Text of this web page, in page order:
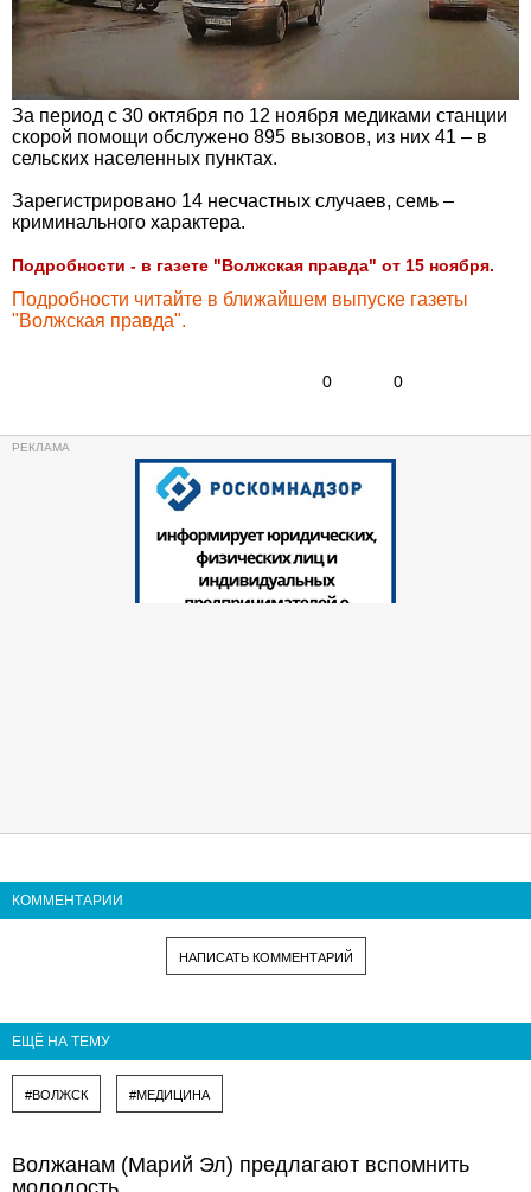
За период с 30 октября по 12 ноября медиками станции
скорой помощи обслужено 895 вызовов, из них 41 – в
сельских населенных пунктах.
Зарегистрировано 14 несчастных случаев, семь –
криминального характера.
Подробности - в газете "Волжская правда" от 15 ноября.
Подробности читайте в ближайшем выпуске газеты
"Волжская правда".
0 0
КОММЕНТАРИИ
НАПИСАТЬ КОММЕНТАРИЙ
ЕЩЁ НА ТЕМУ
#ВОЛЖСК #МЕДИЦИНА
Волжанам (Марий Эл) предлагают вспомнить
молодость